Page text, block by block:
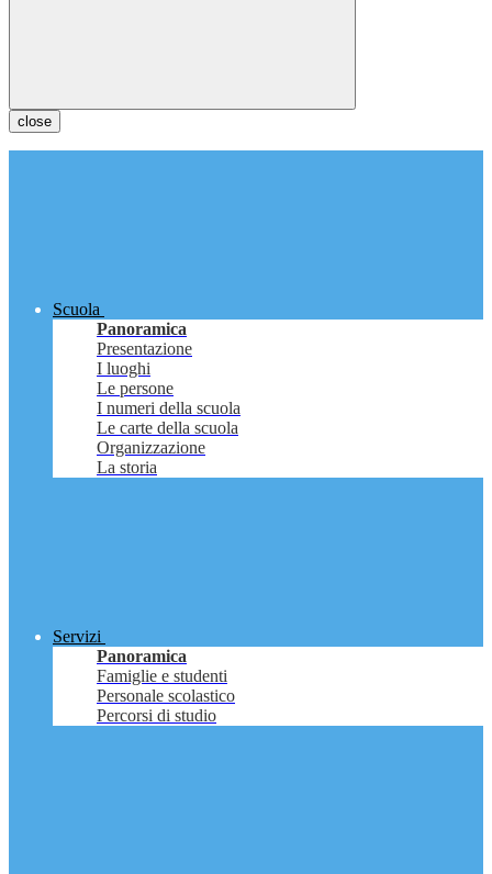
close
Scuola
Panoramica
Presentazione
I luoghi
Le persone
I numeri della scuola
Le carte della scuola
Organizzazione
La storia
Servizi
Panoramica
Famiglie e studenti
Personale scolastico
Percorsi di studio